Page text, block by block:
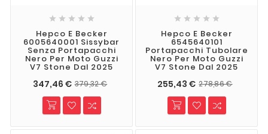
    
Hepco E Becker
6005640001 Sissybar
Senza Portapacchi
Nero Per Moto Guzzi
V7 Stone Dal 2025
347,46 € 379,32 €
    
Hepco E Becker
6545640101
Portapacchi Tubolare
Nero Per Moto Guzzi
V7 Stone Dal 2025
255,43 € 278,86 €